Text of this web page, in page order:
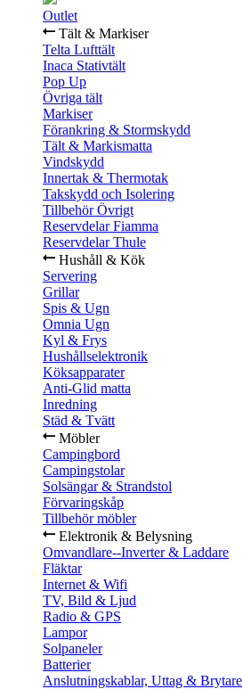
Outlet
Tält & Markiser
Telta Lufttält
Inaca Stativtält
Pop Up
Övriga tält
Markiser
Förankring & Stormskydd
Tält & Markismatta
Vindskydd
Innertak & Thermotak
Takskydd och Isolering
Tillbehör Övrigt
Reservdelar Fiamma
Reservdelar Thule
Hushåll & Kök
Servering
Grillar
Spis & Ugn
Omnia Ugn
Kyl & Frys
Hushållselektronik
Köksapparater
Anti-Glid matta
Inredning
Städ & Tvätt
Möbler
Campingbord
Campingstolar
Solsängar & Strandstol
Förvaringskåp
Tillbehör möbler
Elektronik & Belysning
Omvandlare--Inverter & Laddare
Fläktar
Internet & Wifi
TV, Bild & Ljud
Radio & GPS
Lampor
Solpaneler
Batterier
Anslutningskablar, Uttag & Brytare